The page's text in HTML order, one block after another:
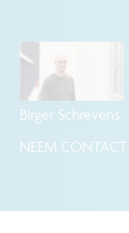
Birger Schrevens
NEEM